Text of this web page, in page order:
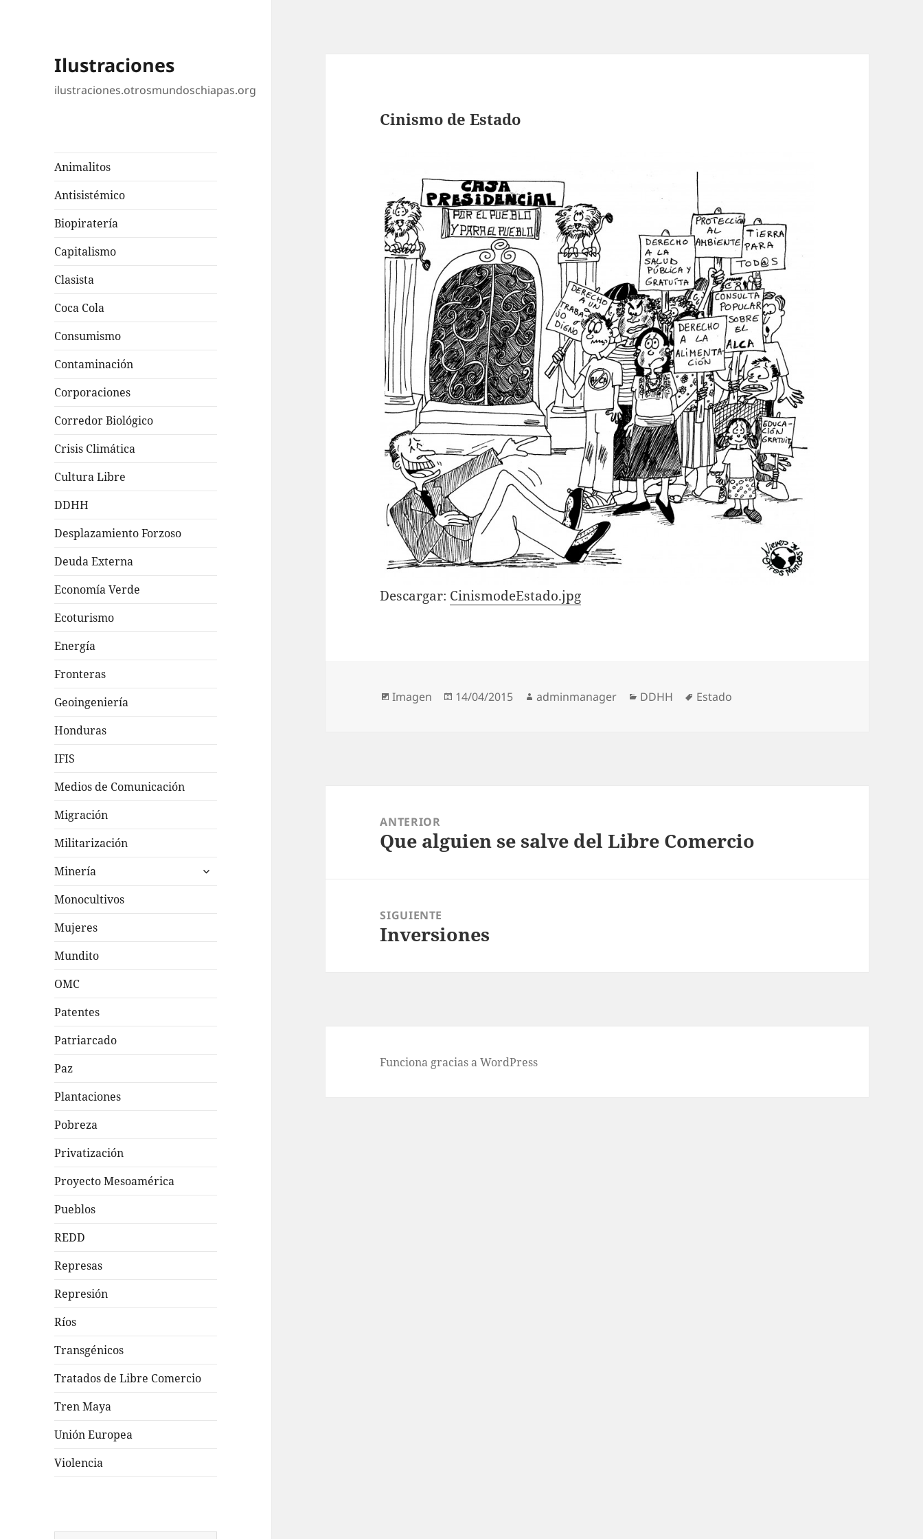
Ilustraciones
ilustraciones.otrosmundoschiapas.org
Animalitos
Antisistémico
Biopiratería
Capitalismo
Clasista
Coca Cola
Consumismo
Contaminación
Corporaciones
Corredor Biológico
Crisis Climática
Cultura Libre
DDHH
Desplazamiento Forzoso
Deuda Externa
Economía Verde
Ecoturismo
Energía
Fronteras
Geoingeniería
Honduras
IFIS
Medios de Comunicación
Migración
Militarización
Minería
expande
el
inferior
Monocultivos
Mujeres
Mundito
OMC
Patentes
Patriarcado
Paz
Plantaciones
Pobreza
Privatización
Proyecto Mesoamérica
Pueblos
REDD
Represas
Represión
Ríos
Transgénicos
Tratados de Libre Comercio
Tren Maya
Unión Europea
Violencia
Cinismo de Estado
Descargar: CinismodeEstado.jpg
Formato
Imagen
Publicado
14/04/2015 Autor
adminmanager Categorías
DDHH Etiquetas
Estado
entradas
ANTERIOR
Entrada
Que alguien se salve del Libre Comercio
SIGUIENTE
Entrada
Inversiones
Funciona gracias a WordPress